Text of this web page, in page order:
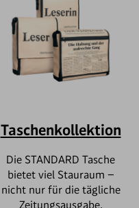
Taschenkollektion
Die STANDARD Tasche
bietet viel Stauraum –
nicht nur für die tägliche
Zeitungsausgabe.